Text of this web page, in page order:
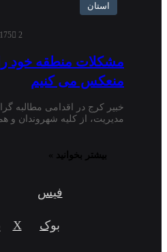
استان
2
175
مشکلات منطقه خود را
منعکس می کنیم
خبیر کرج در اقدامی مطالبه
مدیریت، از کلیه شهروندان
بیشتر بخوانید »
فیس
بوک X